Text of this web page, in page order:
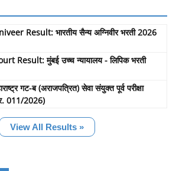
Result: भारतीय सैन्य अग्निवीर भरती 2026
Result: मुंबई उच्च न्यायालय - लिपिक भरती
गट-ब (अराजपत्रित) सेवा संयुक्त पूर्व परीक्षा
011/2026)
View All Results »